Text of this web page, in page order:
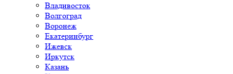
Владивосток
Волгоград
Воронеж
Екатеринбург
Ижевск
Иркутск
Казань